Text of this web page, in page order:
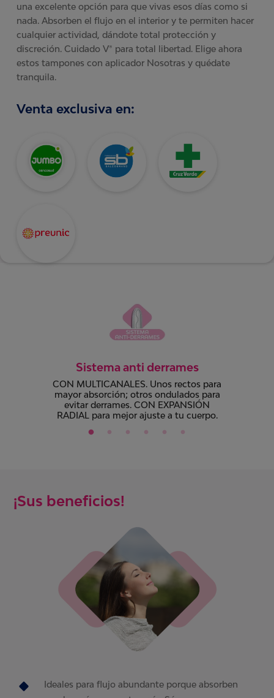
una excelente opción para que vivas esos días como si
nada. Absorben el flujo en el interior y te permiten hacer
cualquier actividad, dándote total protección y
discreción. Cuidado V® para total libertad. Elige ahora
estos tampones con aplicador Nosotras y quédate
tranquila.
Venta exclusiva en:
Sistema anti derrames
CON MULTICANALES. Unos rectos para
mayor absorción; otros ondulados para
evitar derrames. CON EXPANSIÓN
RADIAL para mejor ajuste a tu cuerpo.
¡Sus beneficios!
Ideales para flujo abundante porque absorben